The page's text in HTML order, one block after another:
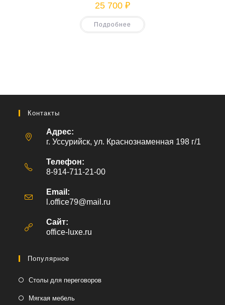
25 700 ₽
Подробнее
Контакты
Адрес:
г. Уссурийск, ул. Краснознаменная 198 г/1
Телефон:
8-914-711-21-00
Email:
l.office79@mail.ru
Сайт:
office-luxe.ru
Популярное
Столы для переговоров
Мягкая мебель